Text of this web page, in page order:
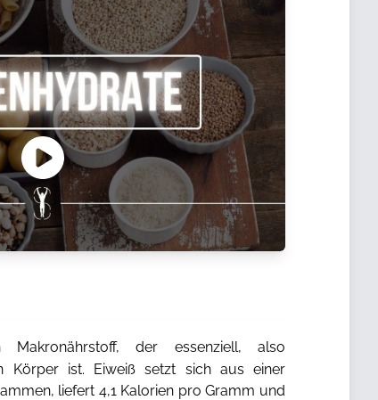
der essenziell, also
Körper ist. Eiweiß setzt sich aus einer
liefert 4,1 Kalorien pro Gramm und